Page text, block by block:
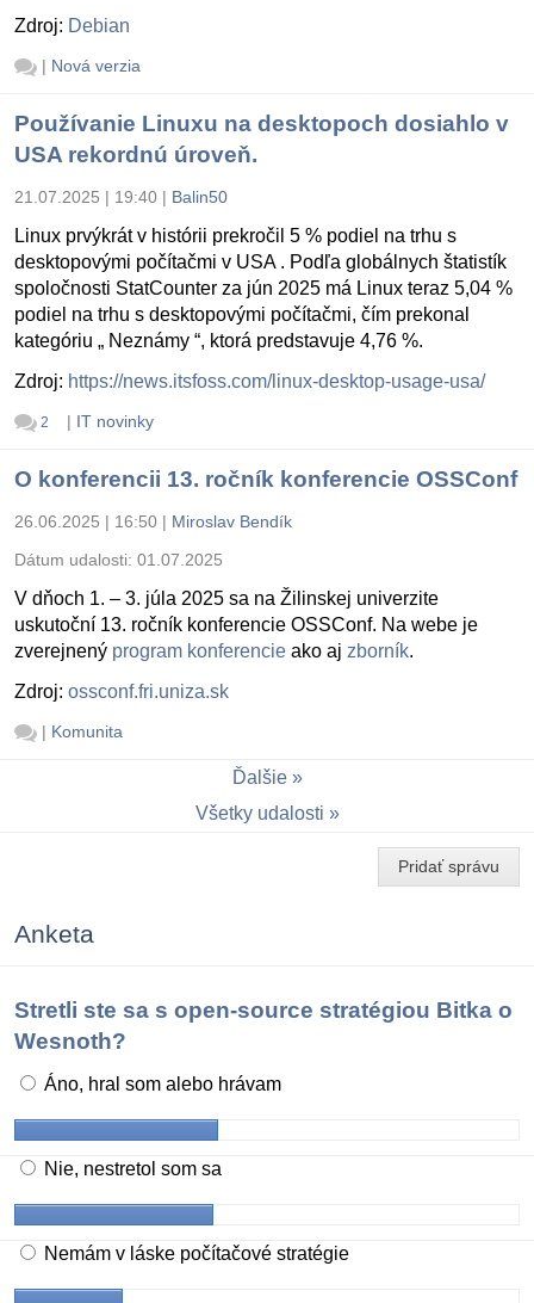
Zdroj: Debian
| Nová verzia
Používanie Linuxu na desktopoch dosiahlo v
USA rekordnú úroveň.
21.07.2025 | 19:40 | Balin50
Linux prvýkrát v histórii prekročil 5 % podiel na trhu s
desktopovými počítačmi v USA . Podľa globálnych štatistík
spoločnosti StatCounter za jún 2025 má Linux teraz 5,04 %
podiel na trhu s desktopovými počítačmi, čím prekonal
kategóriu „ Neznámy “, ktorá predstavuje 4,76 %.
Zdroj: https://news.itsfoss.com/linux-desktop-usage-usa/
2 | IT novinky
O konferencii 13. ročník konferencie OSSConf
26.06.2025 | 16:50 | Miroslav Bendík
Dátum udalosti: 01.07.2025
V dňoch 1. – 3. júla 2025 sa na Žilinskej univerzite
uskutoční 13. ročník konferencie OSSConf. Na webe je
zverejnený program konferencie ako aj zborník.
Zdroj: ossconf.fri.uniza.sk
| Komunita
Ďalšie
Všetky udalosti
Pridať správu
Anketa
Stretli ste sa s open-source stratégiou Bitka o
Wesnoth?
Áno, hral som alebo hrávam
Nie, nestretol som sa
Nemám v láske počítačové stratégie